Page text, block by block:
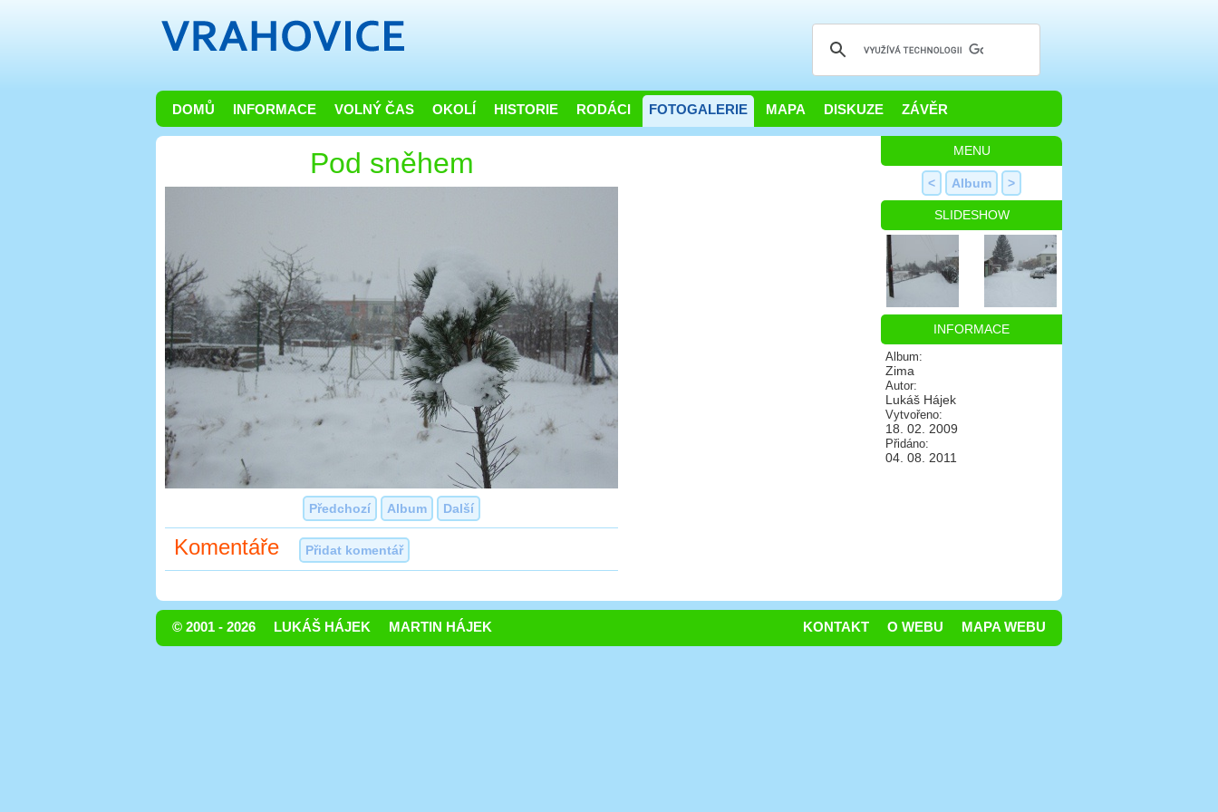
DOMŮ INFORMACE VOLNÝ ČAS OKOLÍ HISTORIE RODÁCI FOTOGALERIE MAPA DISKUZE ZÁVĚR
Pod sněhem
Předchozí Album Další
Komentáře Přidat komentář
MENU
< Album >
SLIDESHOW
INFORMACE
Album:
Zima
Autor:
Lukáš Hájek
Vytvořeno:
18. 02. 2009
Přidáno:
04. 08. 2011
© 2001 - 2026 LUKÁŠ HÁJEK MARTIN HÁJEK MAPA WEBU
O WEBU
KONTAKT